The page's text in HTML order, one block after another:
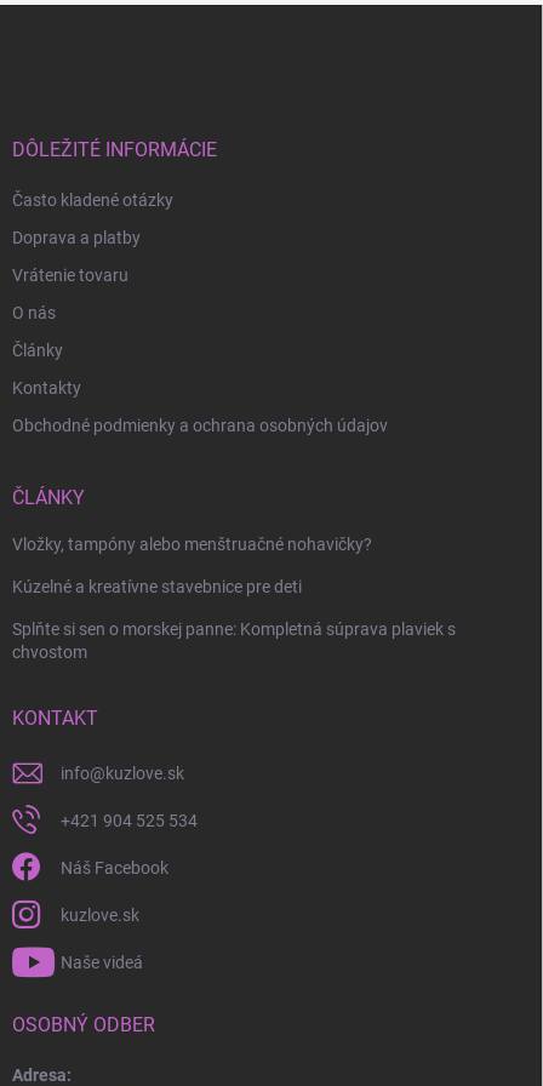
DÔLEŽITÉ INFORMÁCIE
Často kladené otázky
Doprava a platby
Vrátenie tovaru
O nás
Články
Kontakty
Obchodné podmienky a ochrana osobných údajov
ČLÁNKY
Vložky, tampóny alebo menštruačné nohavičky?
Kúzelné a kreatívne stavebnice pre deti
Splňte si sen o morskej panne: Kompletná súprava plaviek s
chvostom
KONTAKT
info@kuzlove.sk
+421 904 525 534
Náš Facebook
kuzlove.sk
Naše videá
OSOBNÝ ODBER
Adresa: